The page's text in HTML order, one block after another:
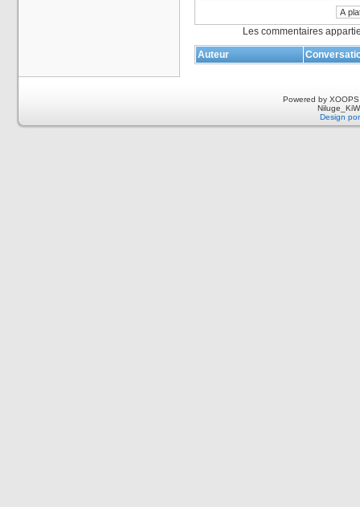
Les commentaires
Auteur
Powered by
Design